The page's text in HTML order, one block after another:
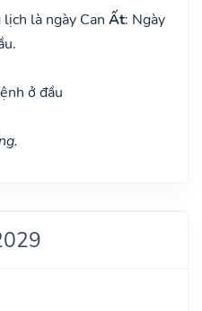
là ngày Can Ất: Ngày
ở đầu